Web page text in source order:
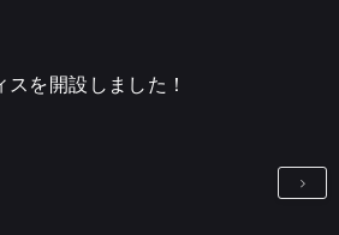
を開設しました！